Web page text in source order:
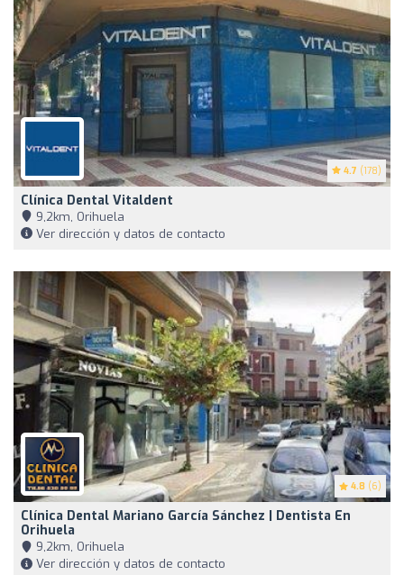
4.7 (178)
Clínica Dental Vitaldent
9,2km, Orihuela
Ver dirección y datos de contacto
4.8 (6)
Clínica Dental Mariano García Sánchez | Dentista En
Orihuela
9,2km, Orihuela
Ver dirección y datos de contacto